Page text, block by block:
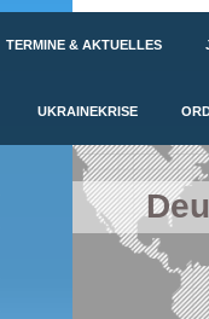
TERMINE & AKTUELLES
UKRAINEKRISE